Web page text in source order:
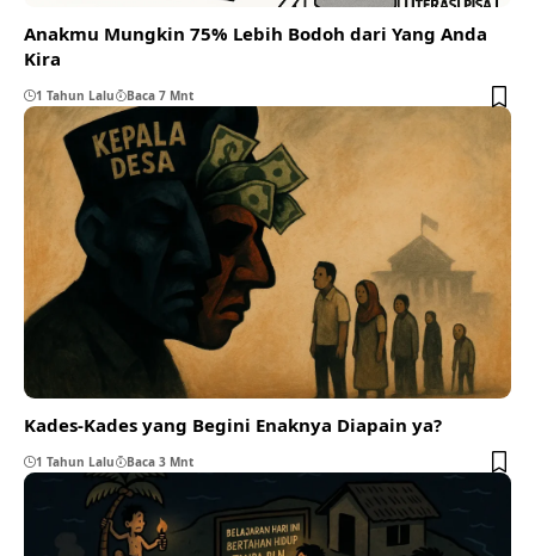
Anakmu Mungkin 75% Lebih Bodoh dari Yang Anda
Kira
1 Tahun Lalu Baca 7 Mnt
Kades-Kades yang Begini Enaknya Diapain ya?
1 Tahun Lalu Baca 3 Mnt